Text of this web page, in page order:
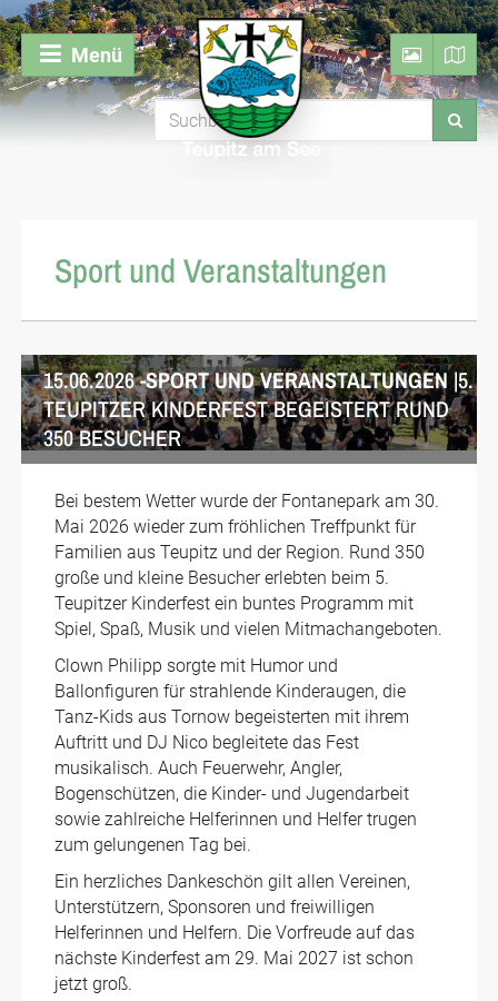
Menü
Sport und Veranstaltungen
15.06.2026 -SPORT UND VERANSTALTUNGEN|5.
TEUPITZER KINDERFEST BEGEISTERT RUND
350 BESUCHER
Bei bestem Wetter wurde der Fontanepark am 30.
Mai 2026 wieder zum fröhlichen Treffpunkt für
Familien aus Teupitz und der Region. Rund 350
große und kleine Besucher erlebten beim 5.
Teupitzer Kinderfest ein buntes Programm mit
Spiel, Spaß, Musik und vielen Mitmachangeboten.
Clown Philipp sorgte mit Humor und
Ballonfiguren für strahlende Kinderaugen, die
Tanz-Kids aus Tornow begeisterten mit ihrem
Auftritt und DJ Nico begleitete das Fest
musikalisch. Auch Feuerwehr, Angler,
Bogenschützen, die Kinder- und Jugendarbeit
sowie zahlreiche Helferinnen und Helfer trugen
zum gelungenen Tag bei.
Ein herzliches Dankeschön gilt allen Vereinen,
Unterstützern, Sponsoren und freiwilligen
Helferinnen und Helfern. Die Vorfreude auf das
nächste Kinderfest am 29. Mai 2027 ist schon
jetzt groß.